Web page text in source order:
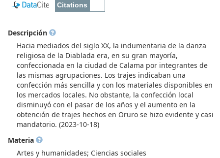
Descripción
Hacia mediados del siglo XX, la indumentaria de la danza
religiosa de la Diablada era, en su gran mayoría,
confeccionada en la ciudad de Calama por integrantes de
las mismas agrupaciones. Los trajes indicaban una
confección más sencilla y con los materiales disponibles en
los mercados locales. No obstante, la confección local
disminuyó con el pasar de los años y el aumento en la
obtención de trajes hechos en Oruro se hizo evidente y casi
mandatorio. (2023-10-18)
Materia
Artes y humanidades; Ciencias sociales